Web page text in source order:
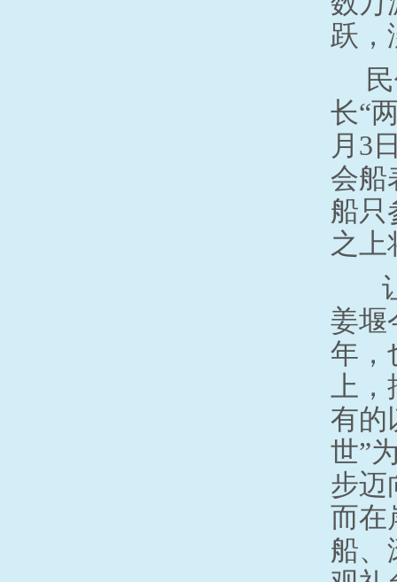
跃，
长“
月 3
会船
船只
之上
姜堰
年，
上
有的
世”
步迈
而在
船、